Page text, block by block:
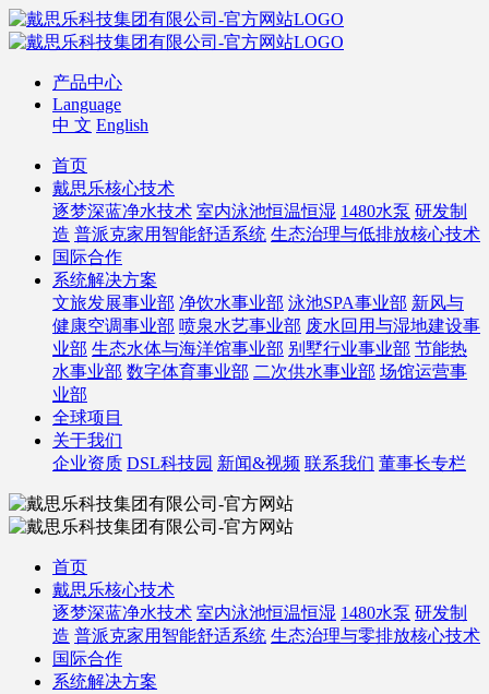
产品中心
Language
中 文 English
首页
戴思乐核心技术
逐梦深蓝净水技术 室内泳池恒温恒湿 1480水泵 研发制
造 普派克家用智能舒适系统 生态治理与低排放核心技术
国际合作
系统解决方案
文旅发展事业部 净饮水事业部 泳池SPA事业部 新风与
健康空调事业部 喷泉水艺事业部 废水回用与湿地建设事
业部 生态水体与海洋馆事业部 别墅行业事业部 节能热
水事业部 数字体育事业部 二次供水事业部 场馆运营事
业部
全球项目
关于我们
企业资质 DSL科技园 新闻&视频 联系我们 董事长专栏
首页
戴思乐核心技术
逐梦深蓝净水技术 室内泳池恒温恒湿 1480水泵 研发制
造 普派克家用智能舒适系统 生态治理与零排放核心技术
国际合作
系统解决方案